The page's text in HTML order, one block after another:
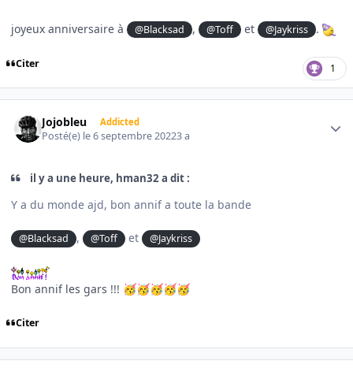
joyeux anniversaire à @Blacksad , @Toff et @Jaykriss .
Citer 1
Jojobleu Addicted
Posté(e) le 6 septembre 20223 a
il y a une heure, hman32 a dit :
Y a du monde ajd, bon annif a toute la bande
@Blacksad , @Toff et @Jaykriss
Bon annif les gars !!! 🥳🥳🥳🥳🥳
Citer